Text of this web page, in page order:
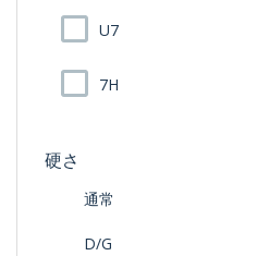
U7
7H
硬さ
通常
D/G